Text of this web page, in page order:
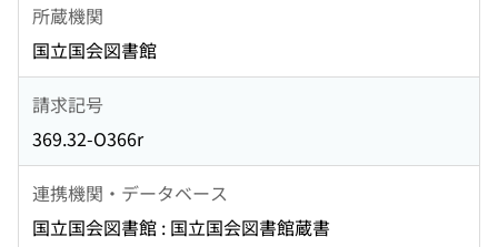
所蔵機関
国立国会図書館
請求記号
369.32-O366r
連携機関・データベース
国立国会図書館 : 国立国会図書館蔵書